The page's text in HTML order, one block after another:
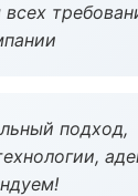
подход,